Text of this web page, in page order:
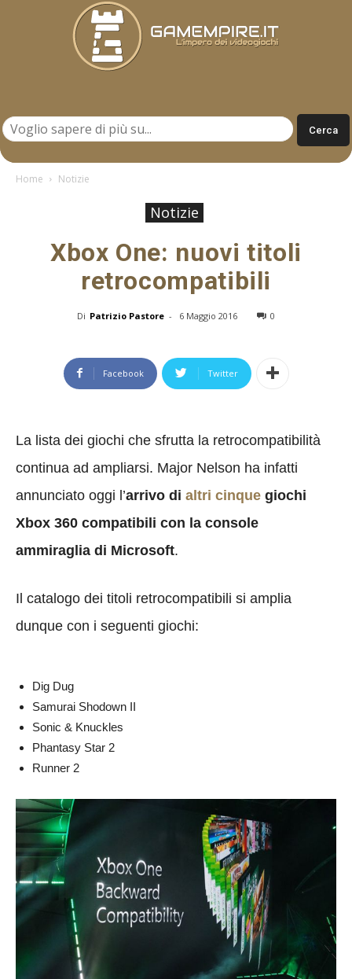
Home Notizie
Notizie
Xbox One: nuovi titoli
retrocompatibili
Di Patrizio Pastore - 6 Maggio 2016 0
Facebook Twitter
La lista dei giochi che sfrutta la retrocompatibilità
continua ad ampliarsi. Major Nelson ha infatti
annunciato oggi l’arrivo di altri cinque giochi
Xbox 360 compatibili con la console
ammiraglia di Microsoft.
Il catalogo dei titoli retrocompatibili si amplia
dunque con i seguenti giochi:
Dig Dug
Samurai Shodown II
Sonic & Knuckles
Phantasy Star 2
Runner 2